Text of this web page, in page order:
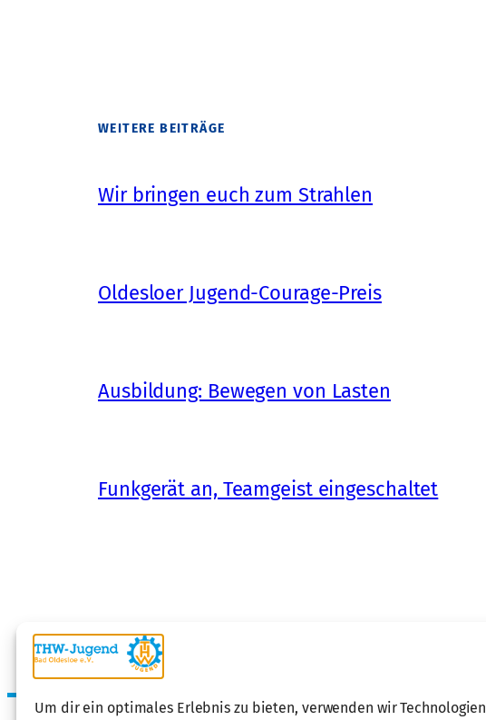
Um dir ein optimales Erlebnis zu bieten, verwenden wir Technologien
WEITERE BEITRÄGE
Wir bringen euch zum Strahlen
Oldesloer Jugend-Courage-Preis
Ausbildung: Bewegen von Lasten
Funkgerät an, Teamgeist eingeschaltet